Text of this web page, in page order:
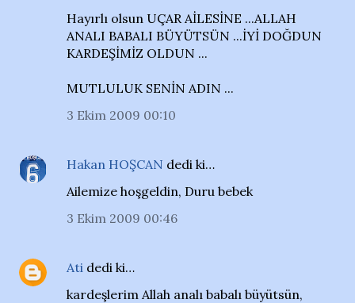
Hayırlı olsun UÇAR AİLESİNE ...ALLAH
ANALI BABALI BÜYÜTSÜN ...İYİ DOĞDUN
KARDEŞİMİZ OLDUN ...
MUTLULUK SENİN ADIN ...
3 Ekim 2009 00:10
Hakan HOŞCAN dedi ki…
Ailemize hoşgeldin, Duru bebek
3 Ekim 2009 00:46
Ati dedi ki…
kardeşlerim Allah analı babalı büyütsün,